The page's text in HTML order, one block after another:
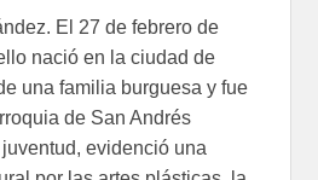
El 27 de febrero de
nació en la ciudad de
una familia burguesa y fue
de San Andrés
evidenció una